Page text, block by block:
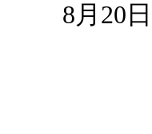
8月 20 日